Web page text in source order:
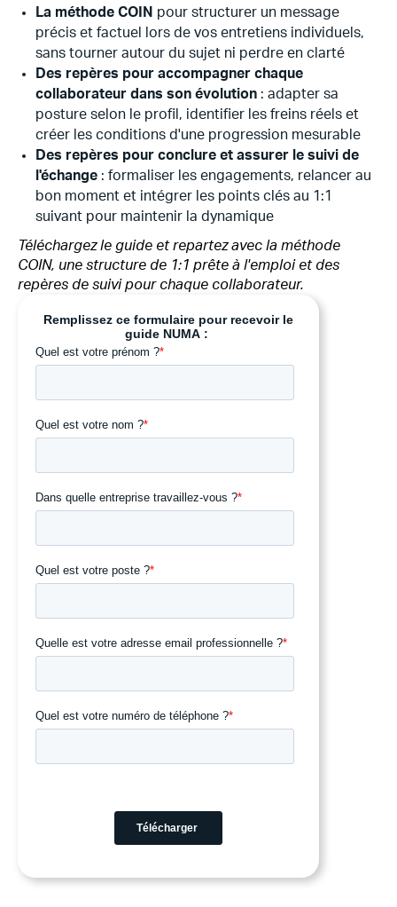
La méthode COIN pour structurer un message
précis et factuel lors de vos entretiens individuels,
sans tourner autour du sujet ni perdre en clarté
Des repères pour accompagner chaque
collaborateur dans son évolution : adapter sa
posture selon le profil, identifier les freins réels et
créer les conditions d'une progression mesurable
Des repères pour conclure et assurer le suivi de
l'échange : formaliser les engagements, relancer au
bon moment et intégrer les points clés au 1:1
suivant pour maintenir la dynamique
Téléchargez le guide et repartez avec la méthode
COIN, une structure de 1:1 prête à l'emploi et des
repères de suivi pour chaque collaborateur.